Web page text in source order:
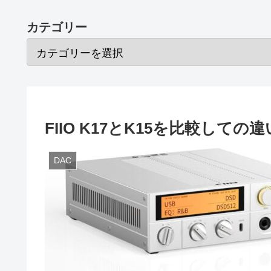
カテゴリー
FIIO K17とK15を比較しての違
DAC